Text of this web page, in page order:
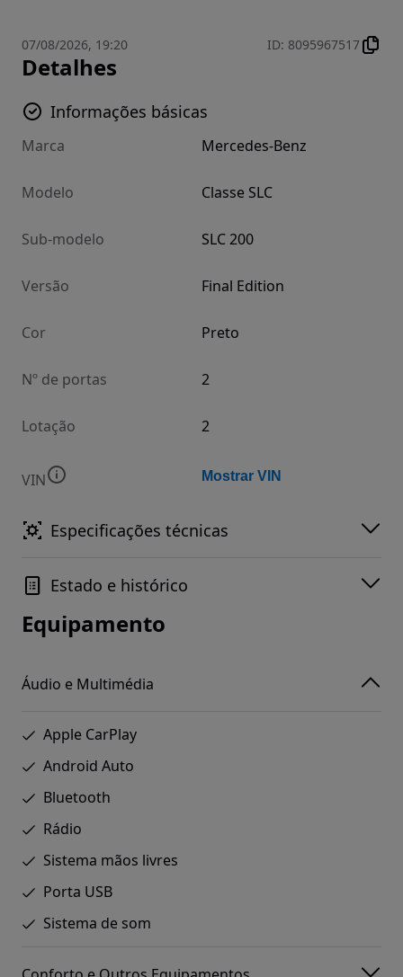
07/08/2026, 19:20 ID: 8095967517
Detalhes
Informações básicas
Marca Mercedes-Benz
Modelo Classe SLC
Sub-modelo SLC 200
Versão Final Edition
Cor Preto
Nº de portas 2
Lotação 2
VIN Mostrar VIN
Especificações técnicas
Estado e histórico
Equipamento
Áudio e Multimédia
Apple CarPlay
Android Auto
Bluetooth
Rádio
Sistema mãos livres
Porta USB
Sistema de som